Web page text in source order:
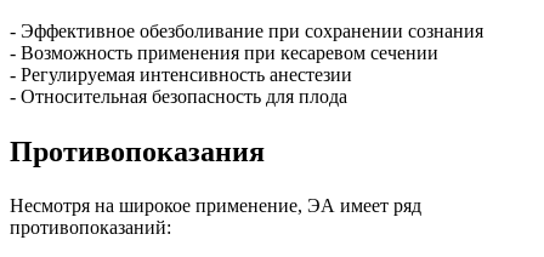
- Эффективное обезболивание при сохранении сознания
- Возможность применения при кесаревом сечении
- Регулируемая интенсивность анестезии
- Относительная безопасность для плода
Противопоказания
Несмотря на широкое применение, ЭА имеет ряд
противопоказаний: